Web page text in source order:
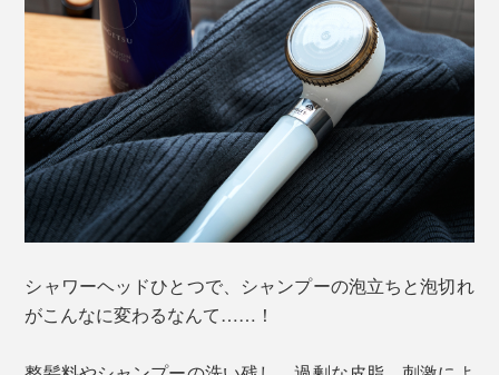
シャワーヘッドひとつで、シャンプーの泡立ちと泡切れ
がこんなに変わるなんて……！